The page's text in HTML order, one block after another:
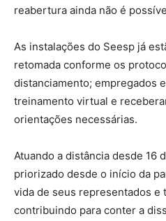
reabertura ainda não é
As instalações do Seesp já
retomada conforme os
distanciamento; empregados
treinamento virtual e
orientações necessárias.
Atuando a distância desde 16
priorizado desde o início da
vida de seus representados e
contribuindo para conter a